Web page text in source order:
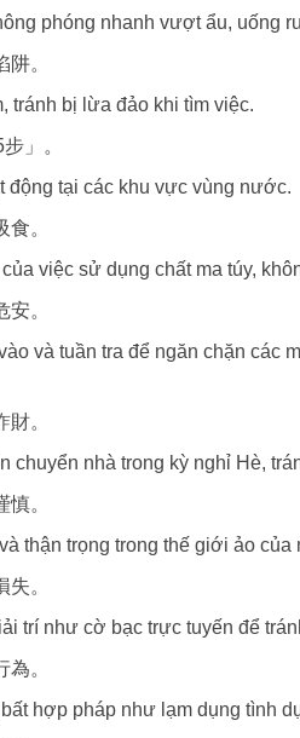
phóng nhanh vượt ẩu, uống
。
tránh bị lừa đảo khi tìm việc.
」。
động tại các khu vực vùng nước.
。
việc sử dụng chất ma túy,
。
và tuần tra để ngăn chặn các
。
nhà trong kỳ nghỉ Hè,
。
thận trọng trong thế giới ảo của
。
trí như cờ bạc trực tuyến để
。
hợp pháp như lạm dụng tình